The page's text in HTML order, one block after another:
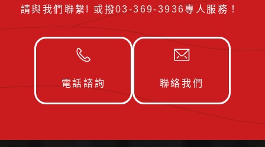
請與我們聯繫! 或撥03-369-3936專人服務！
電話諮詢 聯絡我們